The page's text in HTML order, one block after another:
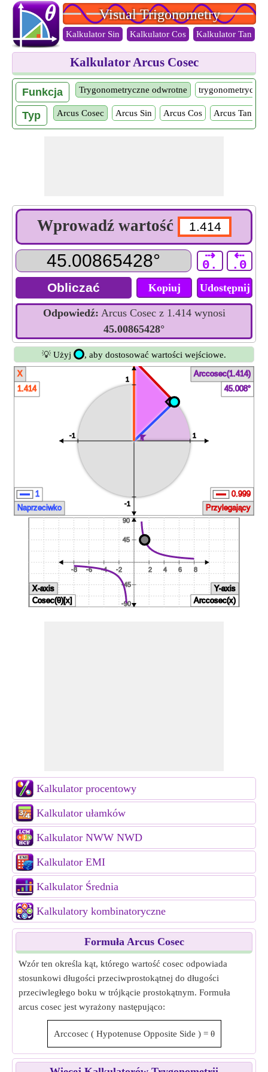
Visual Trigonometry
Kalkulator Sin Kalkulator Cos Kalkulator Tan
Kalkulator Arcus Cosec
Funkcja Trygonometryczne odwrotne trygonometryczne
Typ Arcus Cosec Arcus Sin Arcus Cos Arcus Tan
Wprowadź wartość
⇢
0.
⇠
.0
Kopiuj Udostępnij
Odpowiedź: Arcus Cosec z 1.414 wynosi
45.00865428°
💡 Użyj , aby dostosować wartości wejściowe.
Kalkulator procentowy
Kalkulator ułamków
Kalkulator NWW NWD
Kalkulator EMI
Kalkulator Średnia
Kalkulatory kombinatoryczne
Formuła Arcus Cosec
Wzór ten określa kąt, którego wartość cosec odpowiada
stosunkowi długości przeciwprostokątnej do długości
przeciwległego boku w trójkącie prostokątnym. Formuła
arcus cosec jest wyrażony następująco:
Arccosec ( Hypotenuse Opposite Side ) = θ